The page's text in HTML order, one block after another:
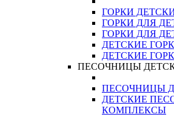
ГОРКИ
ГОРКИ ДЛЯ
ГОРКИ ДЛЯ
ДЕТСКИЕ
ДЕТСКИЕ
ПЕСОЧНИЦЫ
ПЕСОЧНИЦЫ
ДЕТСКИЕ
КОМПЛЕКСЫ